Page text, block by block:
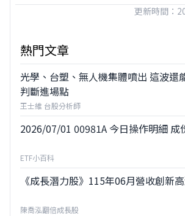
更新時間：
熱門文章
光學、台塑、無人機集體噴出 這波還
判斷進場點
王士維 台股分析師
2026/07/01 00981A 今日操作明細 成
ETF小百科
《成長潛力股》115年06月營收創新
陳喬泓翻倍成長股